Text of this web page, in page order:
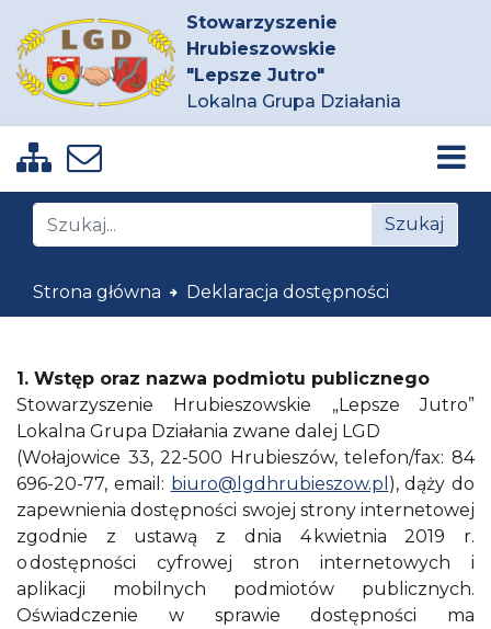
Stowarzyszenie
Hrubieszowskie
"Lepsze Jutro"
Lokalna Grupa Działania
Zobacz mapę strony
Strona główna Deklaracja dostępności
Znajdź na stronie Szukaj
1. Wstęp oraz nazwa podmiotu publicznego
Stowarzyszenie Hrubieszowskie „Lepsze Jutro”
Lokalna Grupa Działania zwane dalej LGD
(Wołajowice 33, 22-500 Hrubieszów, telefon/fax: 84
696-20-77, email: biuro@lgdhrubieszow.pl ), dąży do
zapewnienia dostępności swojej strony internetowej
zgodnie z ustawą z dnia 4 kwietnia 2019 r.
o dostępności cyfrowej stron internetowych i
aplikacji mobilnych podmiotów publicznych.
Oświadczenie w sprawie dostępności ma